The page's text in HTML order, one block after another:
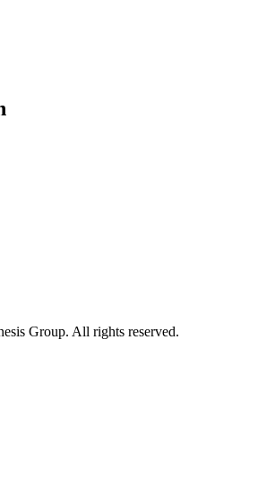
Group. All rights reserved.